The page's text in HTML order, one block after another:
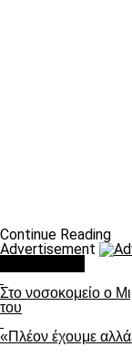
Continue Reading
Advertisement
Στο νοσοκομείο ο
του
«Πλέον έχουμε